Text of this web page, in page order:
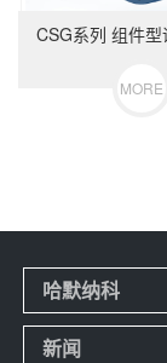
CSG系列 组件
MORE
哈默纳科
新闻